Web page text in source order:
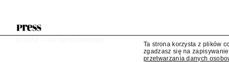
Ta strona korzysta z plików
zgadzasz się na
przetwarzania danych